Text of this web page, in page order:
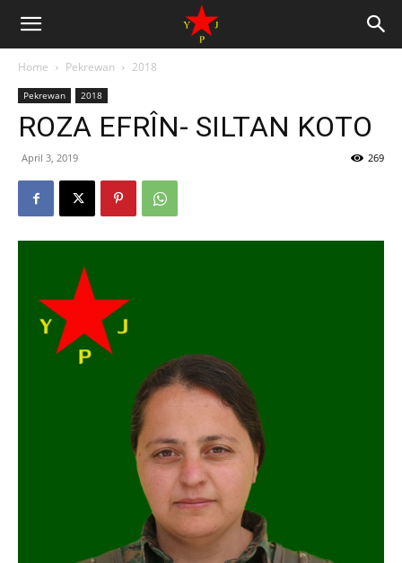
Home Pekrewan 2018
Pekrewan 2018
ROZA EFRÎN- SILTAN KOTO
April 3, 2019 269